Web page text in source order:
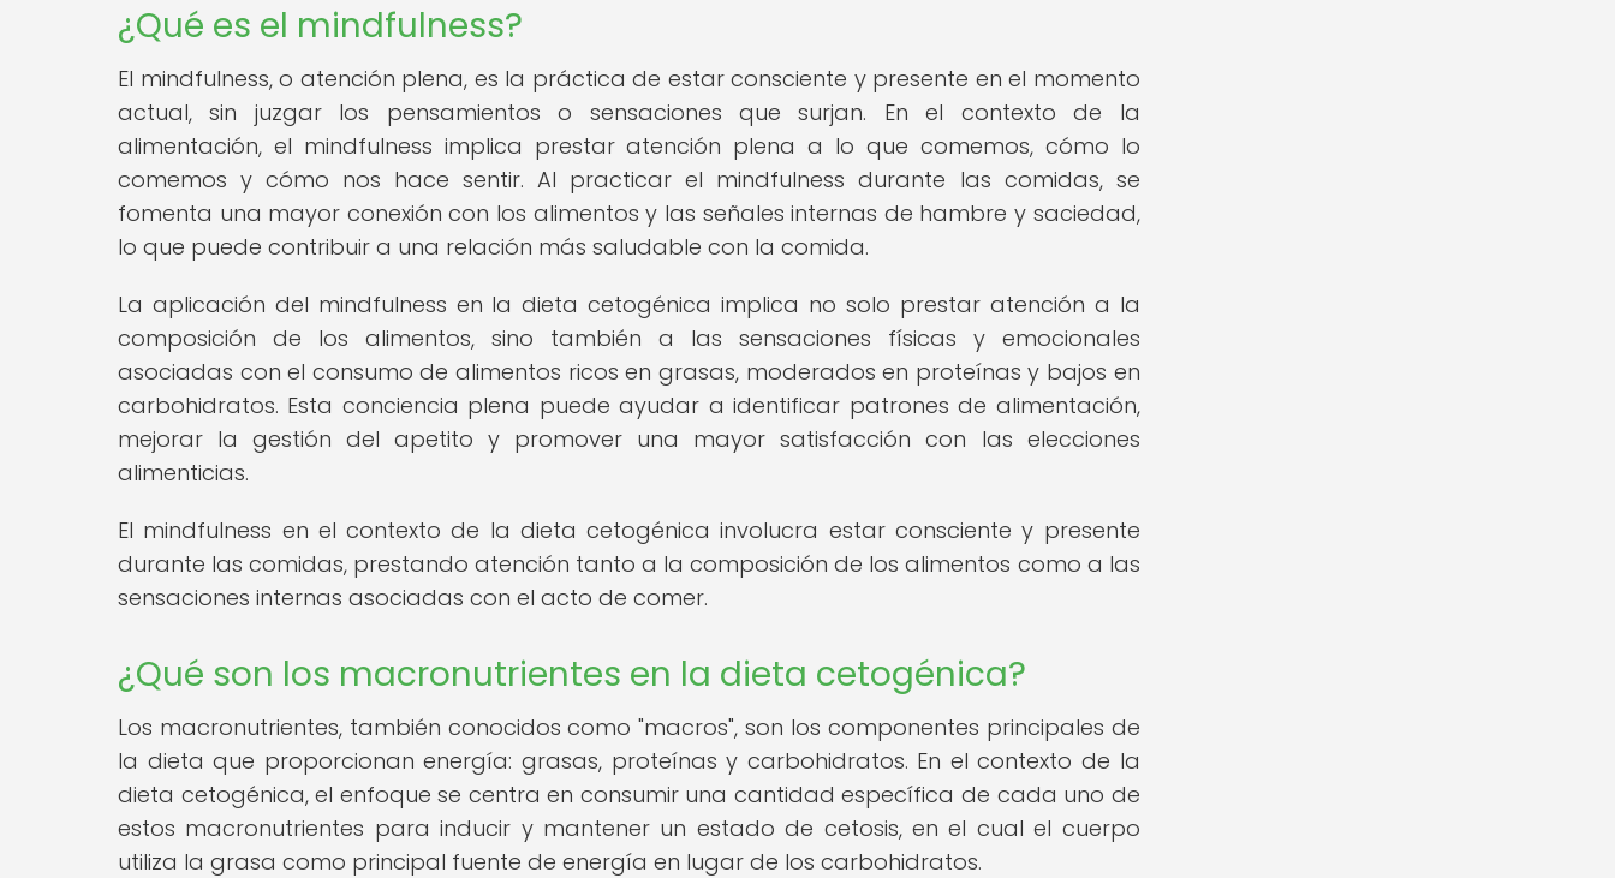
¿Qué es el mindfulness?
El mindfulness, o atención plena, es la práctica de estar consciente y presente en el momento
actual, sin juzgar los pensamientos o sensaciones que surjan. En el contexto de la
alimentación, el mindfulness implica prestar atención plena a lo que comemos, cómo lo
comemos y cómo nos hace sentir. Al practicar el mindfulness durante las comidas, se
fomenta una mayor conexión con los alimentos y las señales internas de hambre y saciedad,
lo que puede contribuir a una relación más saludable con la comida.
La aplicación del mindfulness en la dieta cetogénica implica no solo prestar atención a la
composición de los alimentos, sino también a las sensaciones físicas y emocionales
asociadas con el consumo de alimentos ricos en grasas, moderados en proteínas y bajos en
carbohidratos. Esta conciencia plena puede ayudar a identificar patrones de alimentación,
mejorar la gestión del apetito y promover una mayor satisfacción con las elecciones
alimenticias.
El mindfulness en el contexto de la dieta cetogénica involucra estar consciente y presente
durante las comidas, prestando atención tanto a la composición de los alimentos como a las
sensaciones internas asociadas con el acto de comer.
¿Qué son los macronutrientes en la dieta cetogénica?
Los macronutrientes, también conocidos como "macros", son los componentes principales de
la dieta que proporcionan energía: grasas, proteínas y carbohidratos. En el contexto de la
dieta cetogénica, el enfoque se centra en consumir una cantidad específica de cada uno de
estos macronutrientes para inducir y mantener un estado de cetosis, en el cual el cuerpo
utiliza la grasa como principal fuente de energía en lugar de los carbohidratos.